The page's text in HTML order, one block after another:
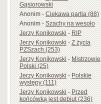
Gąsiorowski
Anonim-Ciekawa partia (88)
Anonim-Szachy na wesoło
Jerzy Konikowski-RIP
Jerzy Konikowski-Z życia
PZSzach (253)
Jerzy Konikowski-Mistrzowie
Polski (25)
Jerzy Konikowski-Polskie
występy (111)
Jerzy Konikowski-Przed
końcówką jest debiut (236)